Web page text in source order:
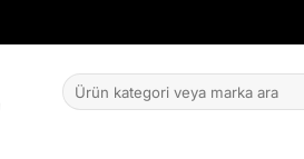
Ara: